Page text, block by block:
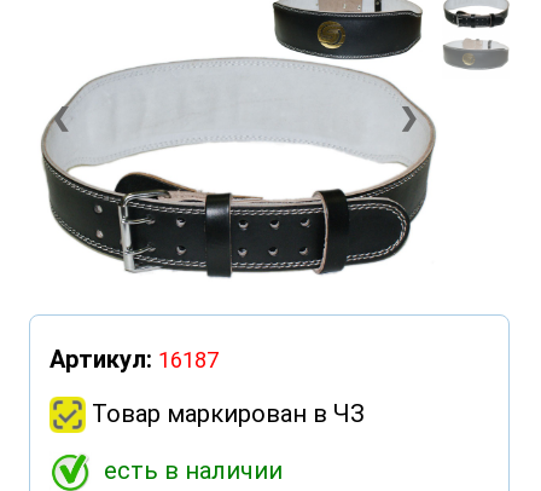
❮ ❯
Артикул: 16187
Товар маркирован в ЧЗ
есть в наличии